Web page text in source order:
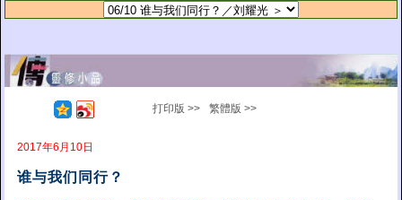
打印版 >> 繁體版 >>
2017年6月10日
谁与我们同行？